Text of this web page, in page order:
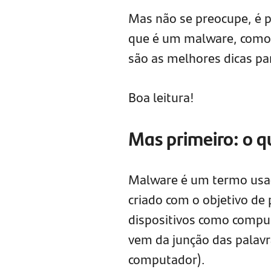
Mas não se preocupe, é
que é um malware,
são as melhores dicas
Boa leitura!
Mas primeiro: o
Malware é um termo
criado com o objetivo
dispositivos como
vem da junção das
computador).